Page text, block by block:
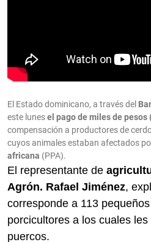
El Estado dominicano, a través del
este lunesel pago de miles de pesos
compensación a productores de
cuyos animales estaban afectados
africana (PPA).
El representante de
Agrón. Rafael Jiménez,
corresponde a 113
porcicultores a los cuales
puercos.